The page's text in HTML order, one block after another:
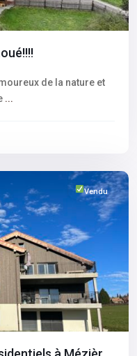
de la nature et
...
Vendu